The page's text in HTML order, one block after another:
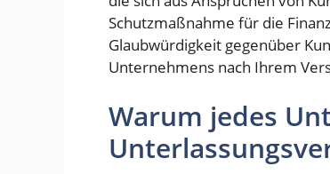
Schutzmaßnahme für die
Glaubwürdigkeit gegenüber
Unternehmens nach Ihrem
Warum jedes